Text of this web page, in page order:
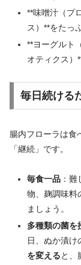
**味噌汁（プ
ス）**をたっ
**ヨーグルト
オティクス）
毎日続ける
腸内フローラは食
「継続」です。
毎食一品：難
物、麹調味料
ましょう。
多種類の菌を
日、ぬか漬け
を変えると、